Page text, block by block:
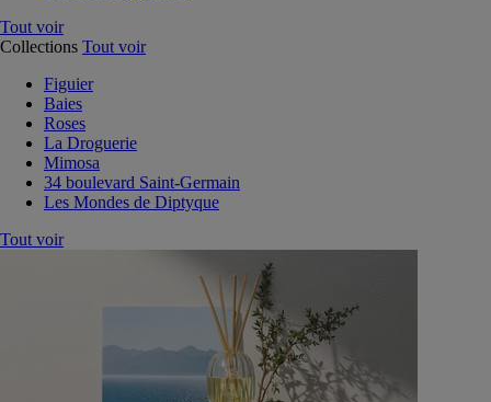
Tout voir
Collections Tout voir
Figuier
Baies
Roses
La Droguerie
Mimosa
34 boulevard Saint-Germain
Les Mondes de Diptyque
Tout voir